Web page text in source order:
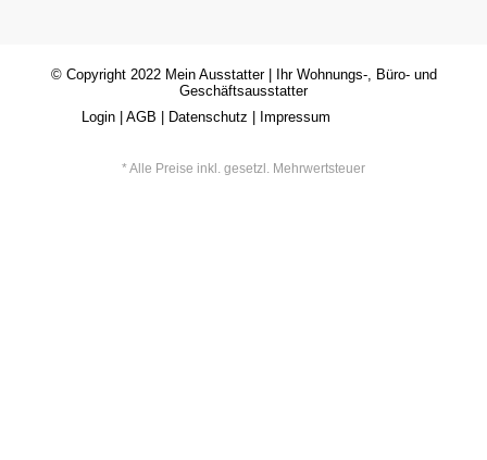
© Copyright 2022 Mein Ausstatter| Ihr Wohnungs-, Büro- und
Geschäftsausstatter
Login| AGB | Datenschutz | Impressum
* Alle Preise inkl. gesetzl. Mehrwertsteuer